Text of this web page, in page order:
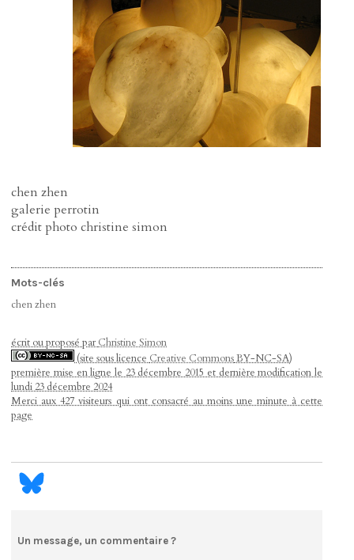
chen zhen
galerie perrotin
crédit photo christine simon
Mots-clés
chen zhen
écrit ou proposé parChristine Simon
(site sous licence Creative CommonsBY-NC-SA)
première mise en ligne le 23 décembre 2015 et dernière modification le
lundi 23 décembre 2024
Merci aux 427 visiteurs qui ont consacré au moins une minute à cette
page
Un message, un commentaire ?